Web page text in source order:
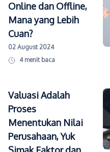
Online dan Offline,
Mana yang Lebih
Cuan?
02 August 2024
4 menit baca
Valuasi Adalah
Proses
Menentukan Nilai
Perusahaan, Yuk